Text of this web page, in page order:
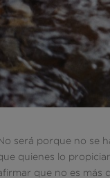
será porque no se
quienes lo
que no es más